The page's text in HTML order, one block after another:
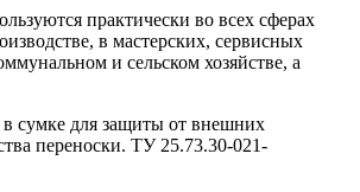
практически во всех сферах
в мастерских, сервисных
и сельском хозяйстве, а
в сумке для защиты от внешних
переноски. ТУ 25.73.30-021-